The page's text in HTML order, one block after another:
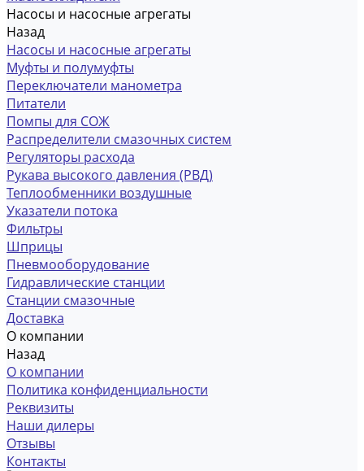
Насосы и насосные агрегаты
Назад
Насосы и насосные агрегаты
Муфты и полумуфты
Переключатели манометра
Питатели
Помпы для СОЖ
Распределители смазочных систем
Регуляторы расхода
Рукава высокого давления (РВД)
Теплообменники воздушные
Указатели потока
Фильтры
Шприцы
Пневмооборудование
Гидравлические станции
Станции смазочные
Доставка
О компании
Назад
О компании
Политика конфиденциальности
Реквизиты
Наши дилеры
Отзывы
Контакты